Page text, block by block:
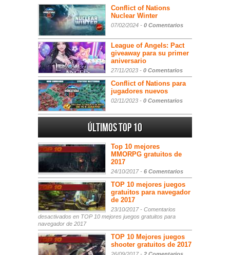
Conflict of Nations
Nuclear Winter
07/02/2024 - 0 Comentarios
League of Angels: Pact
giveaway para su primer
aniversario
27/11/2023 - 0 Comentarios
Conflict of Nations para
jugadores nuevos
02/11/2023 - 0 Comentarios
Últimos Top 10
Top 10 mejores
MMORPG gratuitos de
2017
24/10/2017 - 6 Comentarios
TOP 10 mejores juegos
gratuitos para navegador
de 2017
23/10/2017 - Comentarios
desactivados en TOP 10 mejores juegos gratuitos para
navegador de 2017
TOP 10 Mejores juegos
shooter gratuitos de 2017